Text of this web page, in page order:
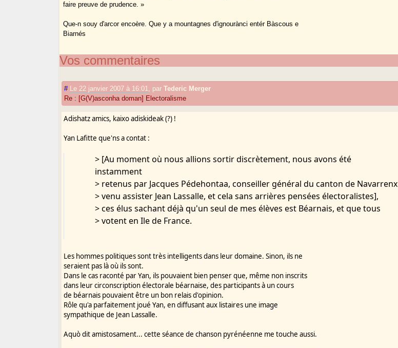
faire preuve de prudence. »
Que-n souy d'arcor encoère. Que y a mountagnes d'ignourànci entér Bàscous e
Biarnés
Vos commentaires
# Le 22 janvier 2007 à 16:01 parTederic Merger
Re : [G(V)asconha doman] Electoralisme
Adishatz amics, kaixo adiskideak (?) !
Yan Lafitte que'ns a contat :
> [Au moment où nous allions sortir discrètement, nous avons été
instamment
> retenus par Jacques Pédehontaa, conseiller général du canton de Navarrenx
> venu assister Jean Lassalle, et cela sans arrières pensées électoralistes],
> ces élus sachant déjà qu'un seul de mes élèves est Béarnais, et que tous
> votent en Ile de France.
Les hommes politiques sont très intelligents dans leur domaine. Sinon, ils ne
seraient pas là où ils sont.
Dans le cas raconté par Yan, ils pouvaient bien penser que, même non inscrits
dans leur circonscription électorale béarnaise, des participants à un cours
de béarnais pouvaient être un bon relais d'opinion.
Rôle qu'a parfaitement joué Yan, en diffusant aux listaires une image
sympathique de Jean Lassalle.
Aquò dit amistosament... cette séance de chanson pyrénéenne me touche aussi.